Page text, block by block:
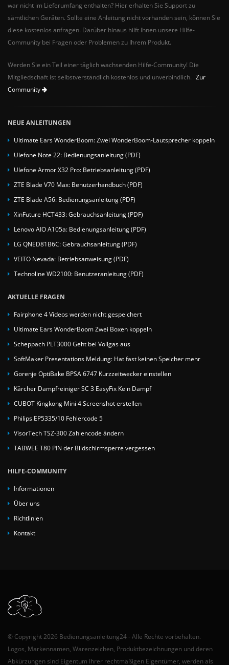
war nicht im Lieferumfang enthalten? Hier erhalten Sie Support zu
sämtlichen Geräten. Sollte eine Anleitung nicht vorhanden sein, können Sie
diese kostenlos anfragen. Darüber hinaus hilft Ihnen unsere Hilfe-
Community bei Fragen oder Problemen zu Ihrem Produkt.
Werden Sie ein Teil einer täglich wachsenden Hilfe-Community! Die
Mitgliedschaft ist selbstverständlich kostenlos und unverbindlich. Zur
Community
NEUE ANLEITUNGEN
Ultimate Ears WonderBoom: Zwei WonderBoom-Lautsprecher koppeln
Ulefone Note 22: Bedienungsanleitung (PDF)
Ulefone Armor X32 Pro: Betriebsanleitung (PDF)
ZTE Blade V70 Max: Benutzerhandbuch (PDF)
ZTE Blade A56: Bedienungsanleitung (PDF)
XinFuture HCT433: Gebrauchsanleitung (PDF)
Lenovo AIO A105a: Bedienungsanleitung (PDF)
LG QNED81B6C: Gebrauchsanleitung (PDF)
VEITO Nevada: Betriebsanweisung (PDF)
Technoline WD2100: Benutzeranleitung (PDF)
AKTUELLE FRAGEN
Fairphone 4 Videos werden nicht gespeichert
Ultimate Ears WonderBoom Zwei Boxen koppeln
Scheppach PLT3000 Geht bei Vollgas aus
SoftMaker Presentations Meldung: Hat fast keinen Speicher mehr
Gorenje OptiBake BPSA 6747 Kurzzeitwecker einstellen
Kärcher Dampfreiniger SC 3 EasyFix Kein Dampf
CUBOT Kingkong Mini 4 Screenshot erstellen
Philips EP5335/10 Fehlercode 5
VisorTech TSZ-300 Zahlencode ändern
TABWEE T80 PIN der Bildschirmsperre vergessen
HILFE-COMMUNITY
Informationen
Über uns
Richtlinien
Kontakt
© Copyright 2026 Bedienungsanleitung24 - Alle Rechte vorbehalten.
Logos, Markennamen, Warenzeichen, Produktbezeichnungen und deren
Abkürzungen sind Eigentum Ihrer rechtmäßigen Eigentümer, werden als